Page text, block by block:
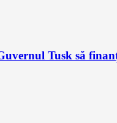
Tusk să